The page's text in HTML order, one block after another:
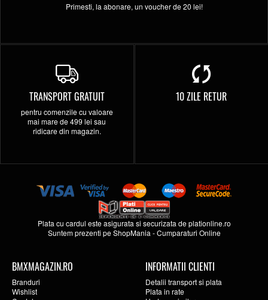
Primesti, la abonare, un voucher de 20 lei!
TRANSPORT GRATUIT
pentru comenzile cu valoare
mai mare de 499 lei sau
ridicare din magazin.
10 ZILE RETUR
Plata cu cardul este asigurata si securizata deplationline.ro
Suntem prezenti peShopMania -Cumparaturi Online
BMXMAGAZIN.RO
Branduri
Wishlist
INFORMATII CLIENTI
Detalii transport si plata
Plata in rate